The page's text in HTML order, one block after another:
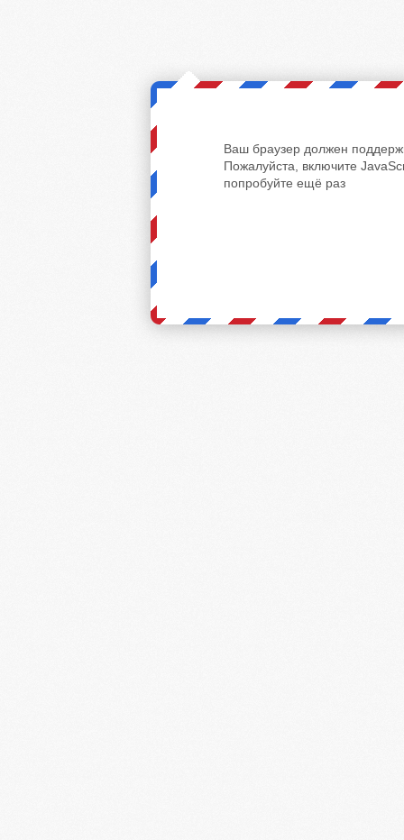
Ваш браузер должен
Пожалуйста, включите
попробуйте ещё раз